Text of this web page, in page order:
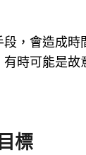
，會造成
時可能是
標